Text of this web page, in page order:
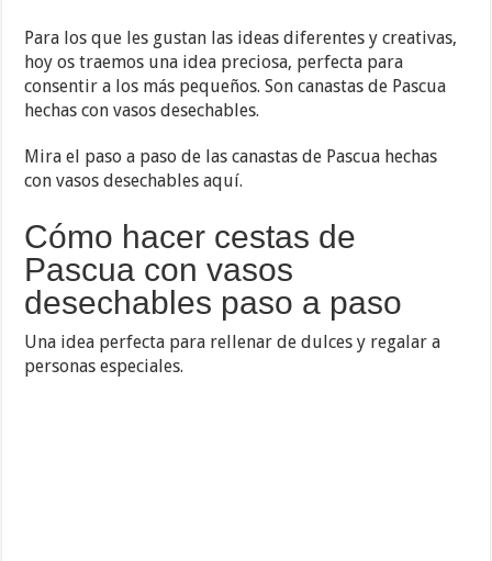
Para los que les gustan las ideas diferentes y creativas,
hoy os traemos una idea preciosa, perfecta para
consentir a los más pequeños. Son canastas de Pascua
hechas con vasos desechables.
Mira el paso a paso de las canastas de Pascua hechas
con vasos desechables aquí.
Cómo hacer cestas de
Pascua con vasos
desechables paso a paso
Una idea perfecta para rellenar de dulces y regalar a
personas especiales.